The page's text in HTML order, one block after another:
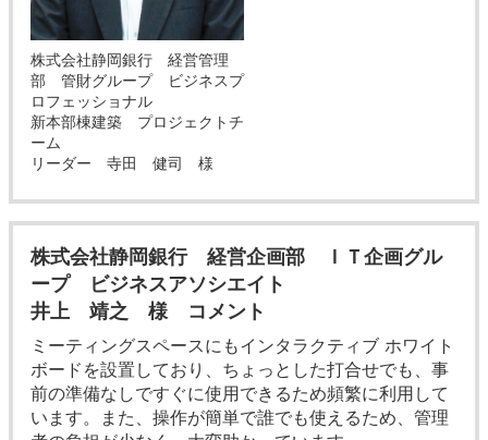
株式会社静岡銀行 経営管理
部 管財グループ ビジネスプ
ロフェッショナル
新本部棟建築 プロジェクトチ
ーム
リーダー 寺田 健司 様
株式会社静岡銀行 経営企画部 ＩＴ企画グル
ープ ビジネスアソシエイト
井上 靖之 様 コメント
ミーティングスペースにもインタラクティブ ホワイト
ボードを設置しており、ちょっとした打合せでも、事
前の準備なしですぐに使用できるため頻繁に利用して
います。また、操作が簡単で誰でも使えるため、管理